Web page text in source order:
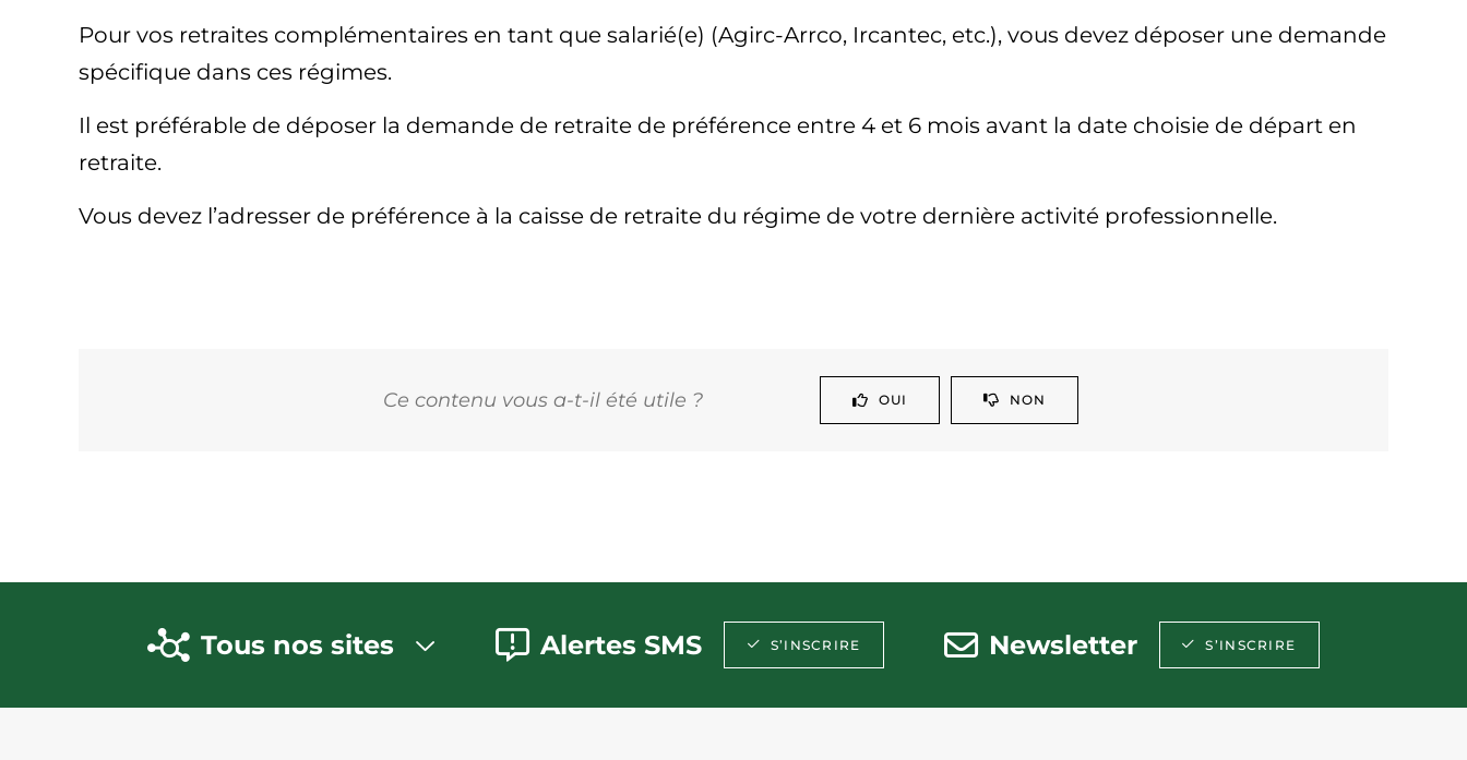
Pour vos retraites complémentaires en tant que salarié(e) (Agirc-Arrco, Ircantec, etc.), vous devez déposer une demande
spécifique dans ces régimes.
Il est préférable de déposer la demande de retraite de préférence entre 4 et 6 mois avant la date choisie de départ en
retraite.
Vous devez l’adresser de préférence à la caisse de retraite du régime de votre dernière activité professionnelle.
Ce contenu vous a-t-il été utile ? OUI NON
Tous nos sites Alertes SMS S’INSCRIRE Newsletter S’INSCRIRE